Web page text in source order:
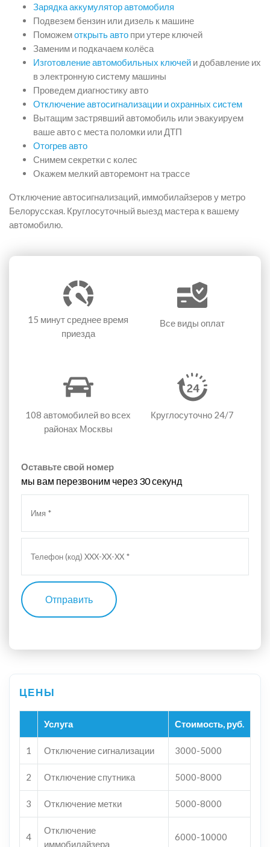
Зарядка аккумулятор автомобиля
Подвезем бензин или дизель к машине
Поможемоткрыть авто при утере ключей
Заменим и подкачаем колёса
Изготовление автомобильных ключей и добавление их
в электронную систему машины
Проведем диагностику авто
Отключение автосигнализации и охранных систем
Вытащим застрявший автомобиль или эвакуируем
ваше авто с места поломки или ДТП
Отогрев авто
Снимем секретки с колес
Окажем мелкий авторемонт на трассе
Отключение автосигнализаций, иммобилайзеров у метро
Белорусская. Круглосуточный выезд мастера к вашему
автомобилю.
15 минутсреднее время
приезда
Все виды оплат
108 автомобилей во всех
районах Москвы
Круглосуточно 24/7
Оставьте свой номер
мы вам перезвоним через 30 секунд
Отправить
Услуга Стоимость, руб.
1 Отключение сигнализации 3000-5000
2 Отключение спутника 5000-8000
3 Отключение метки 5000-8000
4
Отключение
иммобилайзера
6000-10000